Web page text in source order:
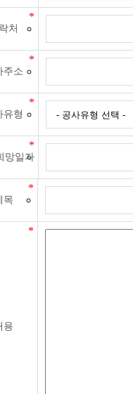
처
주소
유형
망일자
목
용